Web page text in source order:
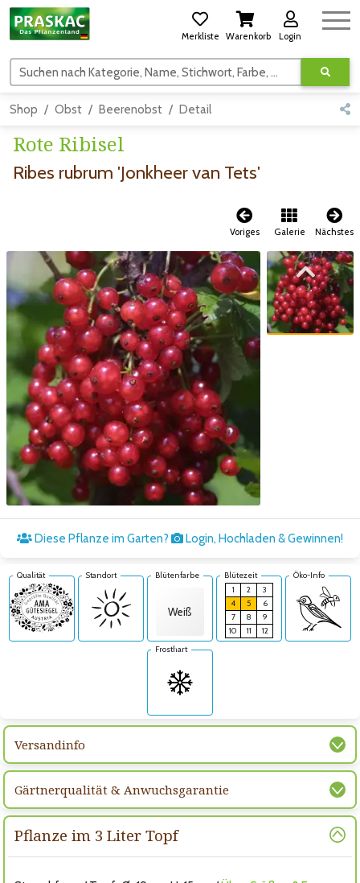
Merkliste Warenkorb Login
Suchen nach Kategorie, Name, Stichwort, Farbe, usw.
Shop Obst Beerenobst Detail
Rote Ribisel
Ribes rubrum 'Jonkheer van Tets'
Voriges Galerie Nächstes
Zum vorigen Bild
Zum nächsten Bild
Diese Pflanze im Garten? Login, Hochladen & Gewinnen!
Qualität Standort Blütenfarbe
Weiß
Blütezeit
1
2
3
4
5
6
7
8
9
10
11 12
Öko-Info
Frosthart
Versandinfo
Gärtnerqualität & Anwuchsgarantie
Pflanze im 3 Liter Topf